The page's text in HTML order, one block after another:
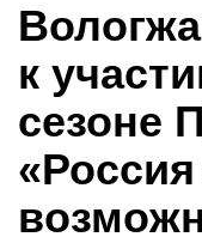
к
сезоне